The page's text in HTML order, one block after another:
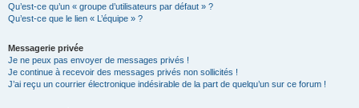
Qu’est-ce qu’un « groupe d’utilisateurs par défaut » ?
Qu’est-ce que le lien « L’équipe » ?
Messagerie privée
Je ne peux pas envoyer de messages privés !
Je continue à recevoir des messages privés non sollicités !
J’ai reçu un courrier électronique indésirable de la part de quelqu’un sur ce forum !